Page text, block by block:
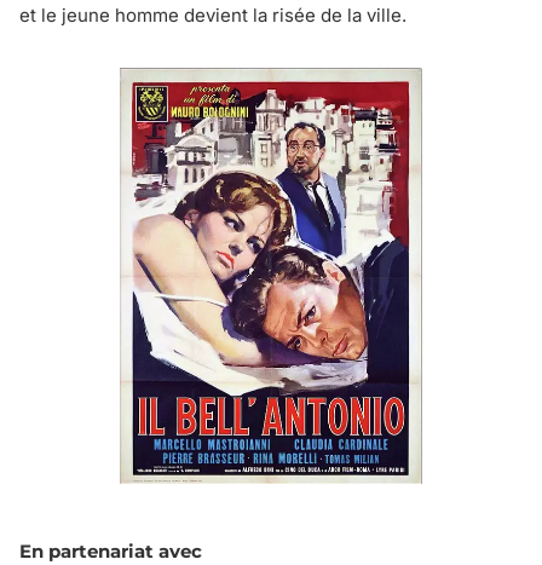
et le jeune homme devient la risée de la ville.
En partenariat avec